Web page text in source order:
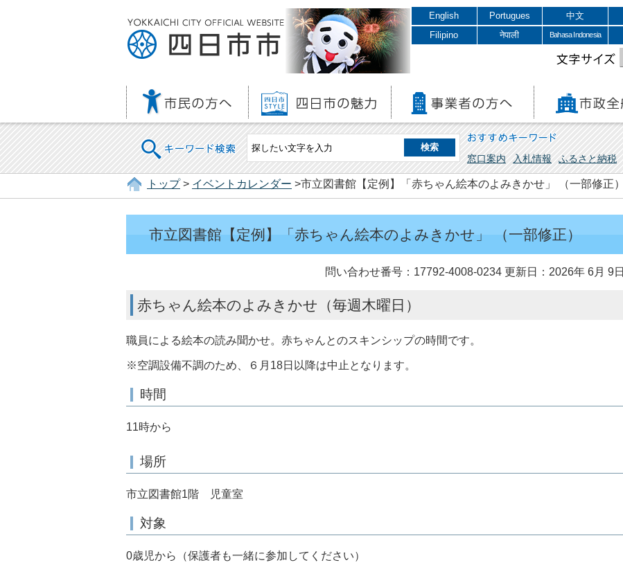
English Portugues 中文
Filipino
नेपाली Bahasa Indonesia
文字サイズ
キーワード検索 おすすめキーワード
窓口案内 入札情報 ふるさと納税
トップ> イベントカレンダー >市立図書館【定例】「赤ちゃん絵本のよみきかせ」 （一部修正）
市立図書館【定例】「赤ちゃん絵本のよみきかせ」 （一部修正）
問い合わせ番号：17792-4008-0234 更新日：2026年 6月 9日
赤ちゃん絵本のよみきかせ（毎週木曜日）
職員による絵本の読み聞かせ。赤ちゃんとのスキンシップの時間です。
※空調設備不調のため、６月18日以降は中止となります。
時間
11時から
場所
市立図書館1階 児童室
対象
0歳児から（保護者も一緒に参加してください）